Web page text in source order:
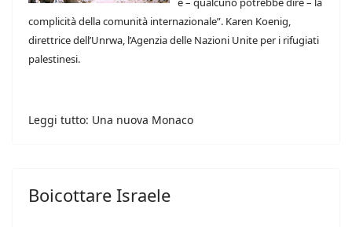
complicità della comunità internazionale”. Karen Koenig,
direttrice dell’Unrwa, l’Agenzia delle Nazioni Unite per i rifugiati
palestinesi.
Leggi tutto: Una nuova Monaco
Boicottare Israele